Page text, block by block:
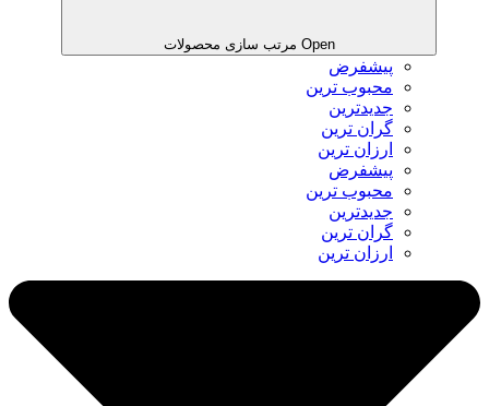
Open مرتب سازی محصولات
پیشفرض
محبوب ترین
جدیدترین
گران ترین
ارزان ترین
پیشفرض
محبوب ترین
جدیدترین
گران ترین
ارزان ترین